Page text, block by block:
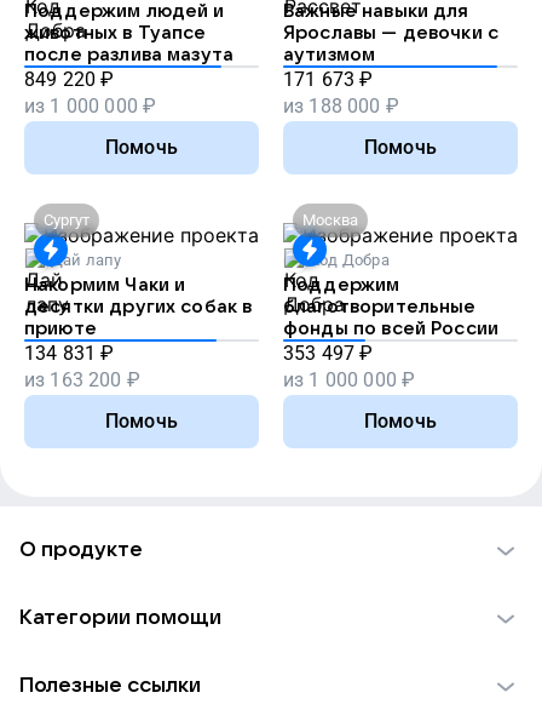
Поддержим людей и
животных в Туапсе
после разлива мазута
849 220 ₽
из 1 000 000 ₽
Помочь
Важные навыки для
Ярославы — девочки с
аутизмом
171 673 ₽
из 188 000 ₽
Помочь
Сургут
Дай лапу
Накормим Чаки и
десятки других собак в
приюте
134 831 ₽
из 163 200 ₽
Помочь
Москва
Код Добра
Поддержим
благотворительные
фонды по всей России
353 497 ₽
из 1 000 000 ₽
Помочь
О продукте
Использование материалов
Категории помощи
Полезные ссылки